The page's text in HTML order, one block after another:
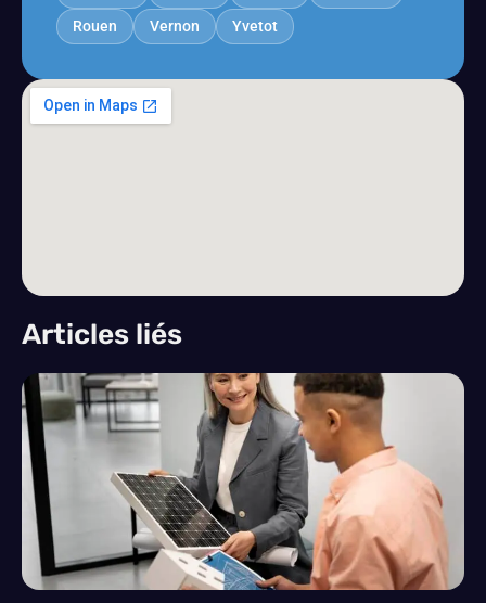
Rouen Vernon Yvetot
Articles liés